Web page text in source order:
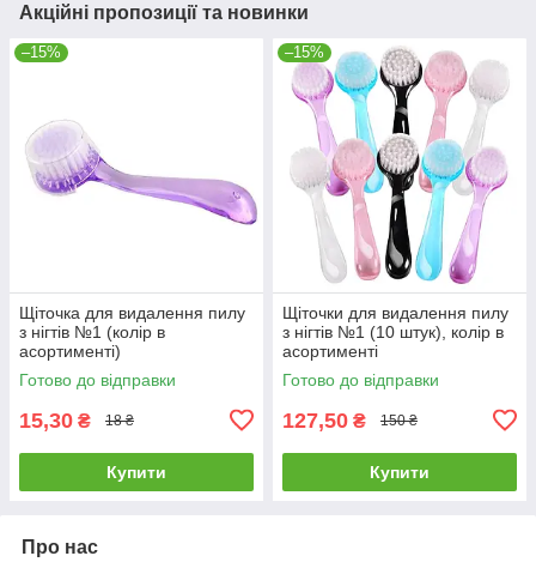
Акційні пропозиції та новинки
–15%
Щіточка для видалення пилу
з нігтів №1 (колір в
асортименті)
Готово до відправки
15,30 ₴ 18 ₴
Купити
–15%
Щіточки для видалення пилу
з нігтів №1 (10 штук), колір в
асортименті
Готово до відправки
127,50 ₴ 150 ₴
Купити
Про нас